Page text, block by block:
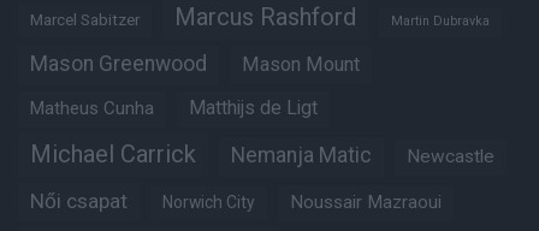
Marcel Sabitzer Marcus Rashford Martin Dubravka
Mason Greenwood Mason Mount
Matheus Cunha Matthijs de Ligt
Michael Carrick Nemanja Matic Newcastle
Női csapat Norwich City Noussair Mazraoui